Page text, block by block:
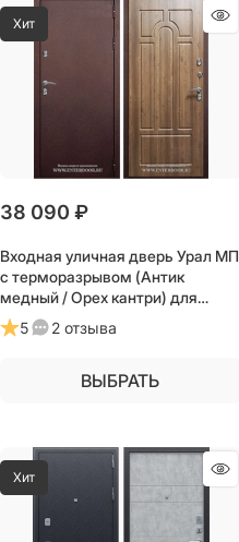
Хит
38 090 ₽
Входная уличная дверь Урал МП
с терморазрывом (Антик
медный / Орех кантри) для
частного загородного дома и
дачи
5 2 отзыва
ВЫБРАТЬ
Хит